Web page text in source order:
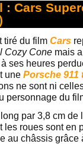
: Cars
tiré du film Cars
Cozy Cone mais
à ses heures
une Porsche 911
ne sont ni
personnage du
par 3,8 cm de
les roues sont en
au châssis grâce